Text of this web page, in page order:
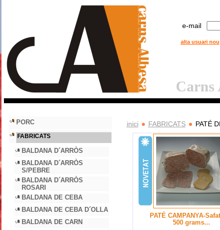
e-mail
alta usuari nou
Carns
inici FABRICATS PATÉ
PATÉ CAMPANYA-
500 grams...
PORC
FABRICATS
BALDANA D´ARRÒS
BALDANA D´ARRÒS
S/PEBRE
BALDANA D´ARRÒS
ROSARI
BALDANA DE CEBA
BALDANA DE CEBA D´OLLA
BALDANA DE CARN